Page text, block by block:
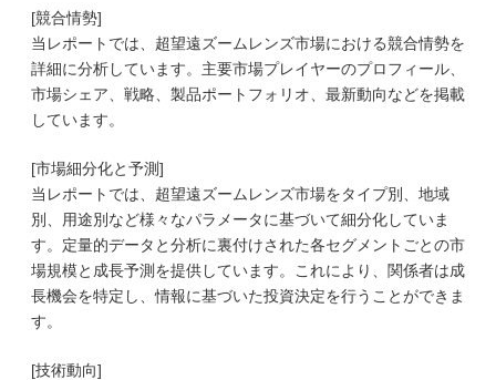
[競合情勢]
当レポートでは、超望遠ズームレンズ市場における競合情勢を
詳細に分析しています。主要市場プレイヤーのプロフィール、
市場シェア、戦略、製品ポートフォリオ、最新動向などを掲載
しています。
[市場細分化と予測]
当レポートでは、超望遠ズームレンズ市場をタイプ別、地域
別、用途別など様々なパラメータに基づいて細分化していま
す。定量的データと分析に裏付けされた各セグメントごとの市
場規模と成長予測を提供しています。これにより、関係者は成
長機会を特定し、情報に基づいた投資決定を行うことができま
す。
[技術動向]